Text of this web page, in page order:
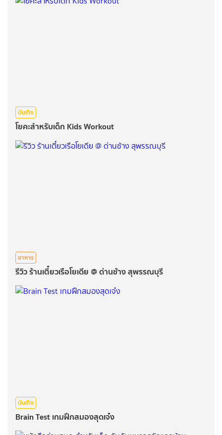
บันเทิง
โยคะสำหรับเด็ก Kids Workout
อาหาร
รีวิว ร้านเตี๋ยวเรือโยเดีย @ ด่านช้าง สุพรรณบุรี
บันเทิง
Brain Test เกมฝึกสมองสุดเจ๋ง